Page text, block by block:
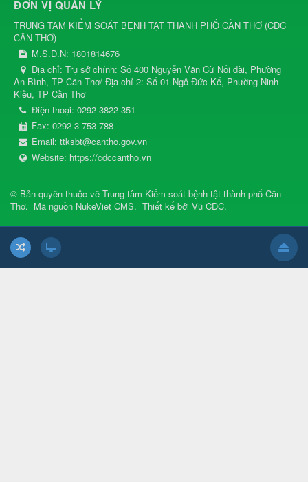
ĐƠN VỊ QUẢN LÝ
TRUNG TÂM KIỂM SOÁT BỆNH TẬT THÀNH PHỐ CẦN THƠ (CDC
CẦN THƠ)
M.S.D.N: 1801814676
Địa chỉ: Trụ sở chính: Số 400 Nguyễn Văn Cừ Nối dài, Phường
An Bình, TP Cần Thơ/ Địa chỉ 2: Số 01 Ngô Đức Kế, Phường Ninh
Kiều, TP Cần Thơ
Điện thoại: 0292 3822 351
Fax: 0292 3 753 788
Email: ttksbt@cantho.gov.vn
Website: https://cdccantho.vn
© Bản quyền thuộc về Trung tâm Kiểm soát bệnh tật thành phố Cần
Thơ. Mã nguồn NukeViet CMS. Thiết kế bởi Vũ CDC.